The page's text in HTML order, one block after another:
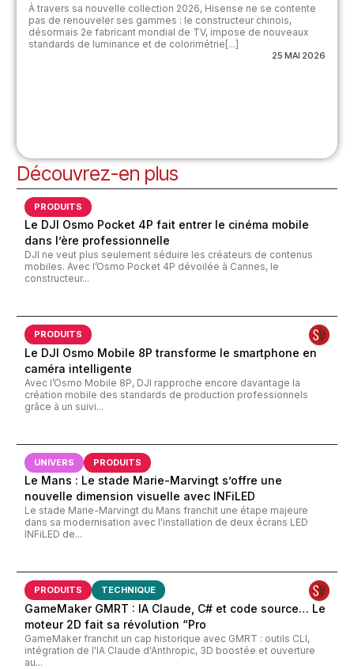
À travers sa nouvelle collection 2026, Hisense ne se contente
pas de renouveler ses gammes : le constructeur chinois,
désormais 2e fabricant mondial de TV, impose de nouveaux
standards de luminance et de colorimétrie[...]
25 MAI 2026
Découvrez-en plus
PRODUITS
Le DJI Osmo Pocket 4P fait entrer le cinéma mobile
dans l’ère professionnelle
DJI ne veut plus seulement séduire les créateurs de contenus
mobiles. Avec l’Osmo Pocket 4P dévoilée à Cannes, le
constructeur...
PRODUITS
Le DJI Osmo Mobile 8P transforme le smartphone en
caméra intelligente
Avec l’Osmo Mobile 8P, DJI rapproche encore davantage la
création mobile des standards de production professionnels
grâce à un suivi...
UNIVERS PRODUITS
Le Mans : Le stade Marie-Marvingt s’offre une
nouvelle dimension visuelle avec INFiLED
Le stade Marie-Marvingt du Mans franchit une étape majeure
dans sa modernisation avec l'installation de deux écrans LED
INFiLED de...
PRODUITS TECHNIQUE
GameMaker GMRT : IA Claude, C# et code source… Le
moteur 2D fait sa révolution “Pro
GameMaker franchit un cap historique avec GMRT : outils CLI,
intégration de l'IA Claude d'Anthropic, 3D boostée et ouverture
au...